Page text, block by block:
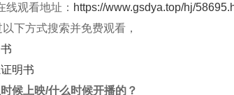
线观看地址： https://www.gsdya.top/hj/
下方式搜索并免费观看，
明书
候上映/什么时候开播的？